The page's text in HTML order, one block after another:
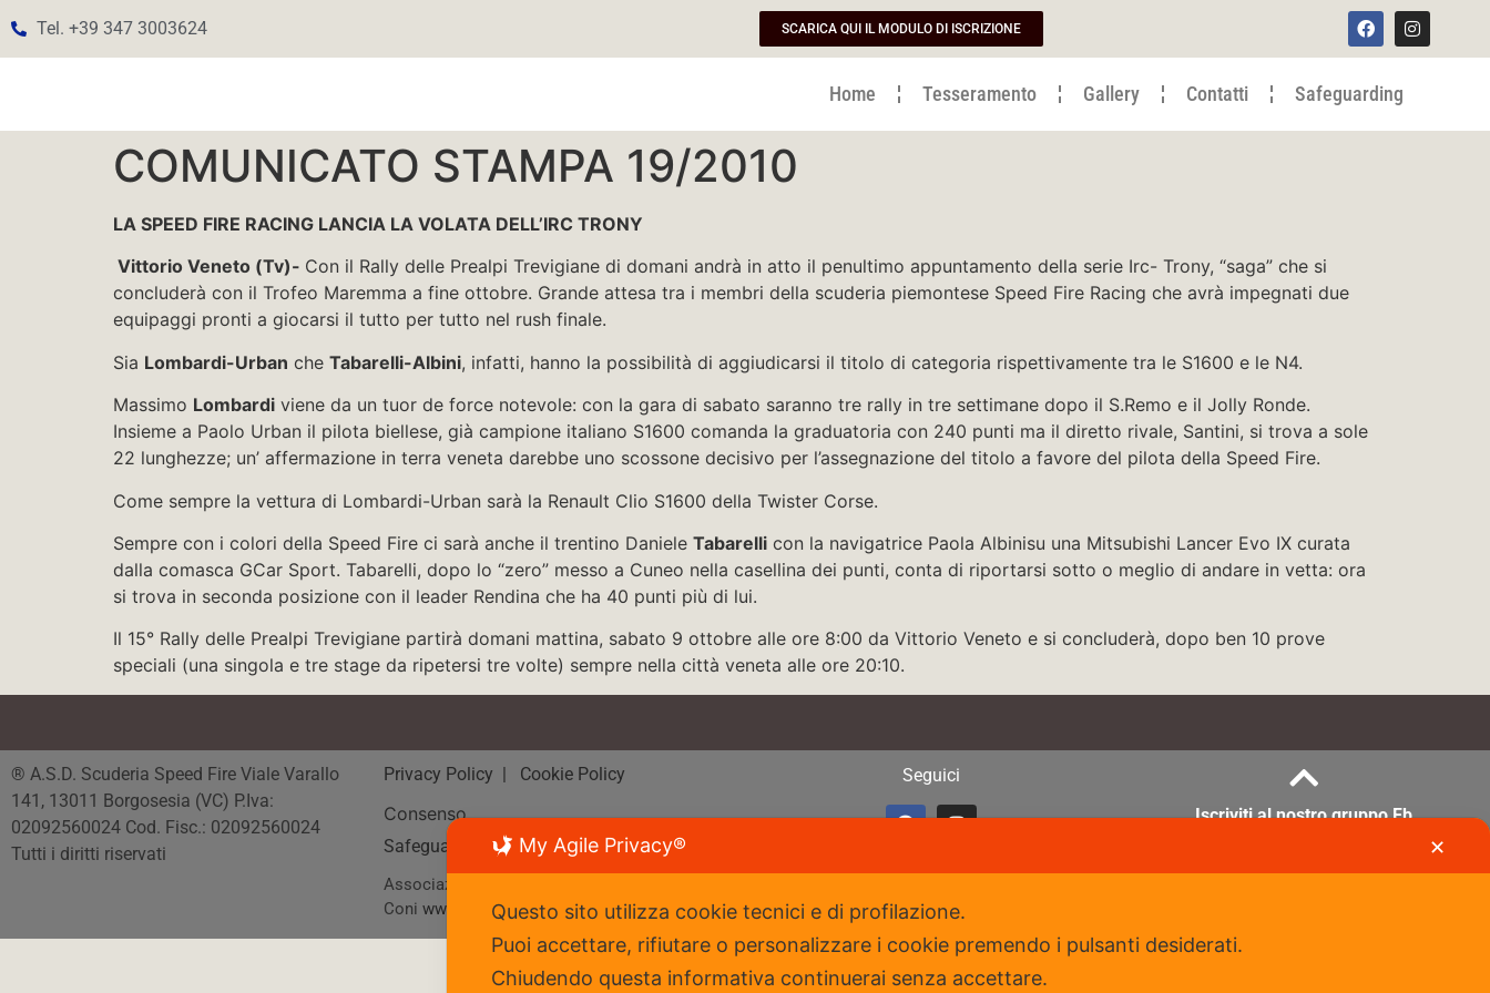
Tel. +39 347 3003624 SCARICA QUI IL MODULO DI ISCRIZIONE
Home Tesseramento Gallery Contatti Safeguarding
COMUNICATO STAMPA 19/2010
LA SPEED FIRE RACING LANCIA LA VOLATA DELL’IRC TRONY
Vittorio Veneto (Tv)- Con il Rally delle Prealpi Trevigiane di domani andrà in atto il penultimo appuntamento della serie Irc- Trony, “saga” che si
concluderà con il Trofeo Maremma a fine ottobre. Grande attesa tra i membri della scuderia piemontese Speed Fire Racing che avrà impegnati due
equipaggi pronti a giocarsi il tutto per tutto nel rush finale.
Sia Lombardi-Urban che Tabarelli-Albini, infatti, hanno la possibilità di aggiudicarsi il titolo di categoria rispettivamente tra le S1600 e le N4.
Massimo Lombardi viene da un tuor de force notevole: con la gara di sabato saranno tre rally in tre settimane dopo il S.Remo e il Jolly Ronde.
Insieme a Paolo Urban il pilota biellese, già campione italiano S1600 comanda la graduatoria con 240 punti ma il diretto rivale, Santini, si trova a sole
22 lunghezze; un’ affermazione in terra veneta darebbe uno scossone decisivo per l’assegnazione del titolo a favore del pilota della Speed Fire.
Come sempre la vettura di Lombardi-Urban sarà la Renault Clio S1600 della Twister Corse.
Sempre con i colori della Speed Fire ci sarà anche il trentino Daniele Tabarelli con la navigatrice Paola Albinisu una Mitsubishi Lancer Evo IX curata
dalla comasca GCar Sport. Tabarelli, dopo lo “zero” messo a Cuneo nella casellina dei punti, conta di riportarsi sotto o meglio di andare in vetta: ora
si trova in seconda posizione con il leader Rendina che ha 40 punti più di lui.
Il 15° Rally delle Prealpi Trevigiane partirà domani mattina, sabato 9 ottobre alle ore 8:00 da Vittorio Veneto e si concluderà, dopo ben 10 prove
speciali (una singola e tre stage da ripetersi tre volte) sempre nella città veneta alle ore 20:10.
® A.S.D. Scuderia Speed Fire Viale Varallo
141, 13011 Borgosesia (VC) P.Iva:
02092560024 Cod. Fisc.: 02092560024
Tutti i diritti riservati
Privacy Policy | Cookie Policy
Consenso
Safeguarding
Associazione Sportiva affiliata al
Coni www.coni.it
Seguici
Iscriviti al nostro gruppo Fb
My Agile Privacy® ✕
Questo sito utilizza cookie tecnici e di profilazione.
Puoi accettare, rifiutare o personalizzare i cookie premendo i pulsanti desiderati.
Chiudendo questa informativa continuerai senza accettare.